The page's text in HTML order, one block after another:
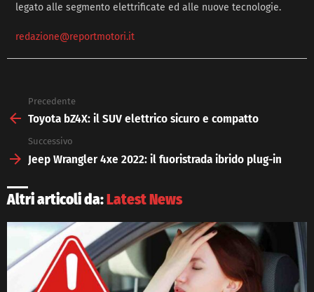
legato alle segmento elettrificate ed alle nuove tecnologie.
redazione@reportmotori.it
more
Precedente
Toyota bZ4X: il SUV elettrico sicuro e compatto
Successivo
Jeep Wrangler 4xe 2022: il fuoristrada ibrido plug-in
Altri articoli da:Latest News